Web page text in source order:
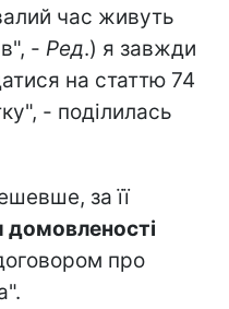
час живуть
- Ред.) я завжди
на статтю 74
- поділилась
за її
домовленості
про